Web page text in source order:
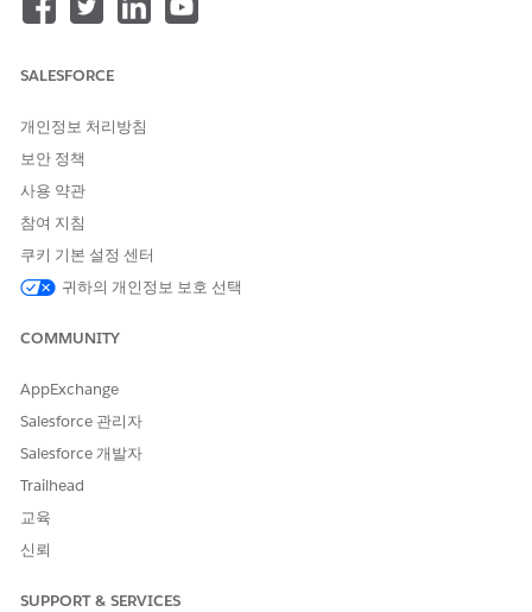
Knowledge 기사 번호
이 기사를 통해 문제를 해결했습니까?
SALESFORCE
개인정보 처리방침
보안 정책
사용 약관
참여 지침
쿠키 기본 설정 센터
귀하의 개인정보 보호 선택
COMMUNITY
AppExchange
Salesforce 관리자
Salesforce 개발자
Trailhead
교육
신뢰
SUPPORT & SERVICES